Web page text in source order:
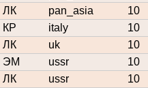
ЛК
pan_asia 10
КР
italy 10
ЛК
uk 10
ЭМ
ussr 10
ЛК
ussr 10